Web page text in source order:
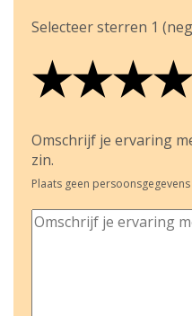
Selecteer sterren 1
★
★★
★★★
★★★★
★★★★
Omschrijf je ervaring
zin.
Plaats geen